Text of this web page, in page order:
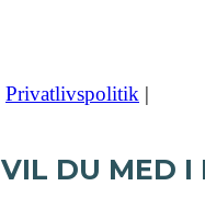
Privatlivspolitik |
VIL DU MED I